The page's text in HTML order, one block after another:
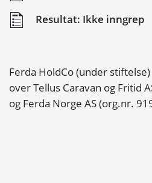
Resultat: Ikke inngrep
Ferda HoldCo (under
over Tellus Caravan og Fritid
og Ferda Norge AS (org.nr.